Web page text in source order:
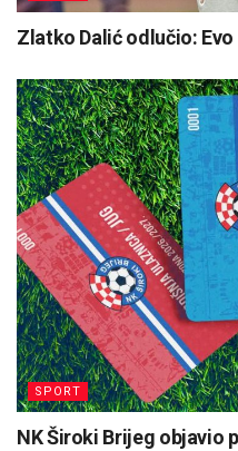
Zlatko Dalić odlučio:
SPORT
NK Široki Brijeg objavio